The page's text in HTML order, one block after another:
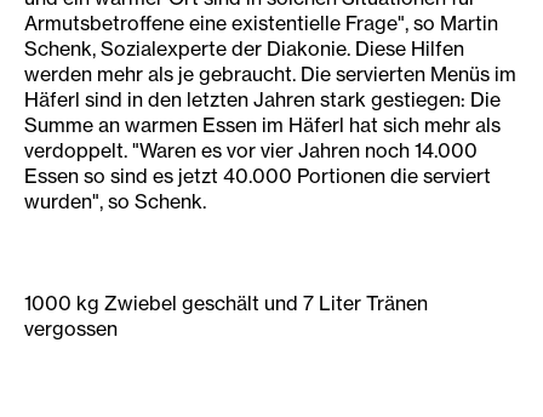
Armutsbetroffene eine existentielle Frage", so Martin
Schenk, Sozialexperte der Diakonie. Diese Hilfen
werden mehr als je gebraucht. Die servierten Menüs im
Häferl sind in den letzten Jahren stark gestiegen: Die
Summe an warmen Essen im Häferl hat sich mehr als
verdoppelt. "Waren es vor vier Jahren noch 14.000
Essen so sind es jetzt 40.000 Portionen die serviert
wurden", so Schenk.
1000 kg Zwiebel geschält und 7 Liter Tränen
vergossen